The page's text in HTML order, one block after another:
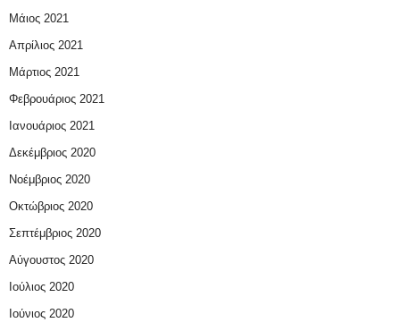
Μάιος 2021
Απρίλιος 2021
Μάρτιος 2021
Φεβρουάριος 2021
Ιανουάριος 2021
Δεκέμβριος 2020
Νοέμβριος 2020
Οκτώβριος 2020
Σεπτέμβριος 2020
Αύγουστος 2020
Ιούλιος 2020
Ιούνιος 2020